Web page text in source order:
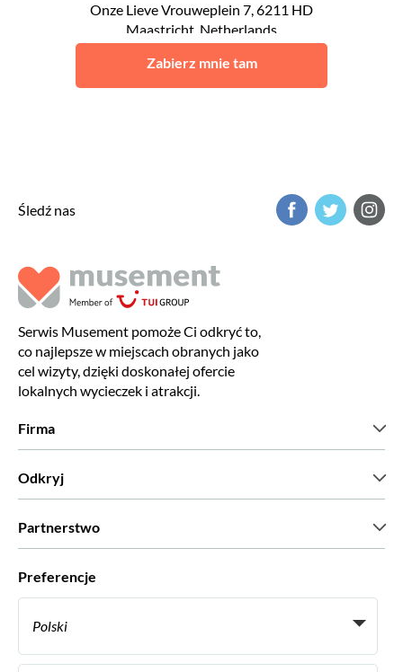
Onze Lieve Vrouweplein 7, 6211 HD
Maastricht, Netherlands
Maastricht
Zabierz mnie tam
Śledź nas
Serwis Musement pomoże Ci odkryć to,
co najlepsze w miejscach obranych jako
cel wizyty, dzięki doskonałej ofercie
lokalnych wycieczek i atrakcji.
Firma
Odkryj
Partnerstwo
Programy powiązane
Zostań dostawcą
Preferencje
Polski
Italiano